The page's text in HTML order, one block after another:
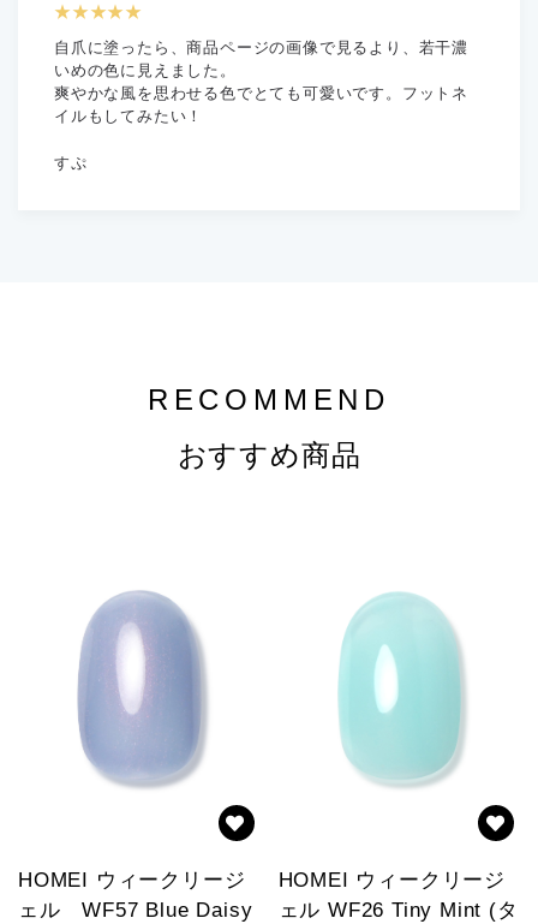
★★★★★
自爪に塗ったら、商品ページの画像で見るより、若干濃
いめの色に見えました。
爽やかな風を思わせる色でとても可愛いです。フットネ
イルもしてみたい！
すぷ
RECOMMEND
おすすめ商品
HOMEI ウィークリージ
ェル WF57 Blue Daisy
HOMEI ウィークリージ
ェル WF26 Tiny Mint (タ